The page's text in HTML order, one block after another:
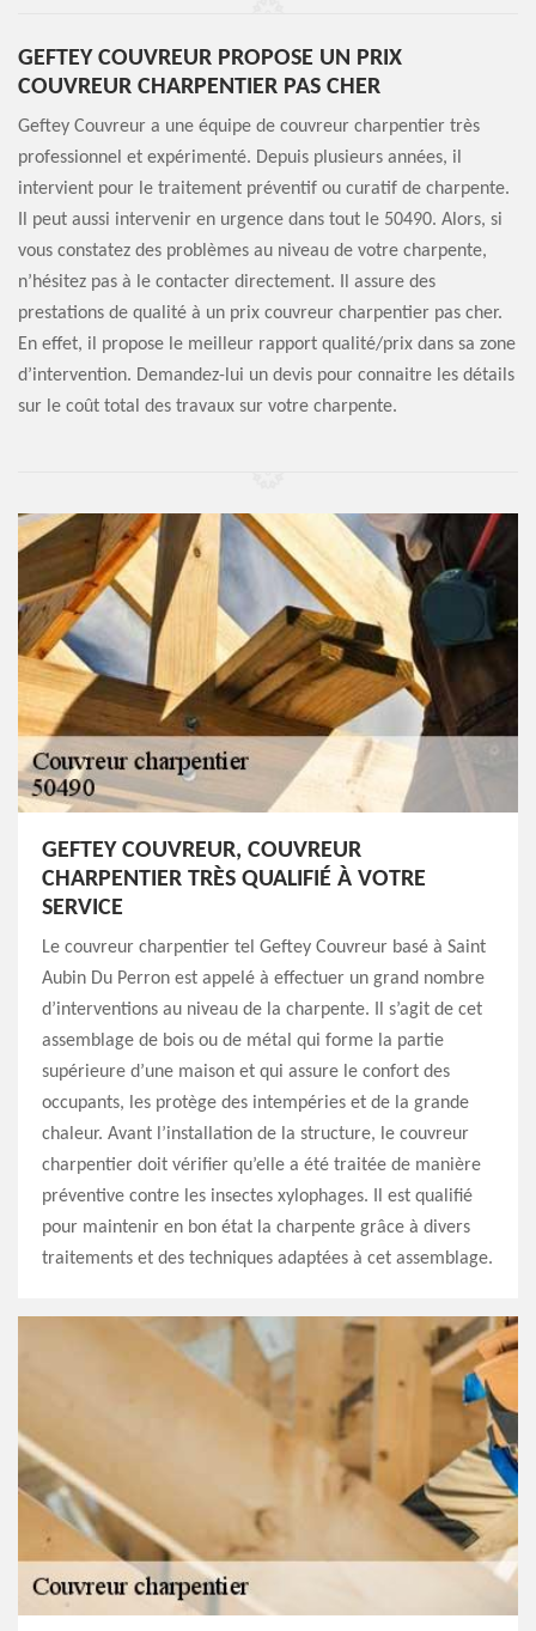
GEFTEY COUVREUR PROPOSE UN PRIX
COUVREUR CHARPENTIER PAS CHER
Geftey Couvreur a une équipe de couvreur charpentier très
professionnel et expérimenté. Depuis plusieurs années, il
intervient pour le traitement préventif ou curatif de charpente.
Il peut aussi intervenir en urgence dans tout le 50490. Alors, si
vous constatez des problèmes au niveau de votre charpente,
n’hésitez pas à le contacter directement. Il assure des
prestations de qualité à un prix couvreur charpentier pas cher.
En effet, il propose le meilleur rapport qualité/prix dans sa zone
d’intervention. Demandez-lui un devis pour connaitre les détails
sur le coût total des travaux sur votre charpente.
GEFTEY COUVREUR, COUVREUR
CHARPENTIER TRÈS QUALIFIÉ À VOTRE
SERVICE
Le couvreur charpentier tel Geftey Couvreur basé à Saint
Aubin Du Perron est appelé à effectuer un grand nombre
d’interventions au niveau de la charpente. Il s’agit de cet
assemblage de bois ou de métal qui forme la partie
supérieure d’une maison et qui assure le confort des
occupants, les protège des intempéries et de la grande
chaleur. Avant l’installation de la structure, le couvreur
charpentier doit vérifier qu’elle a été traitée de manière
préventive contre les insectes xylophages. Il est qualifié
pour maintenir en bon état la charpente grâce à divers
traitements et des techniques adaptées à cet assemblage.